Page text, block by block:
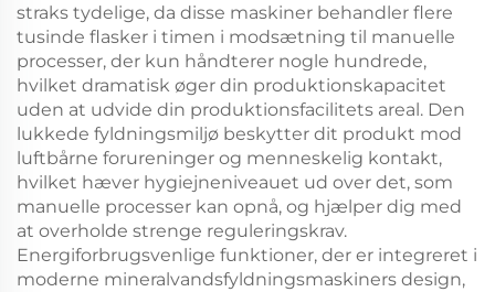
straks tydelige, da disse maskiner behandler flere
tusinde flasker i timen i modsætning til manuelle
processer, der kun håndterer nogle hundrede,
hvilket dramatisk øger din produktionskapacitet
uden at udvide din produktionsfacilitets areal. Den
lukkede fyldningsmiljø beskytter dit produkt mod
luftbårne forureninger og menneskelig kontakt,
hvilket hæver hygiejneniveauet ud over det, som
manuelle processer kan opnå, og hjælper dig med
at overholde strenge reguleringskrav.
Energiforbrugsvenlige funktioner, der er integreret i
moderne mineralvandsfyldningsmaskiners design,